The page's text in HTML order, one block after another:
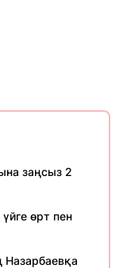
заңсыз 2
өрт пен
Назарбаевқа